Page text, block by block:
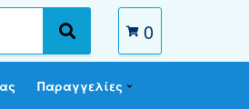
S
e
r
0
Παραγγελίες